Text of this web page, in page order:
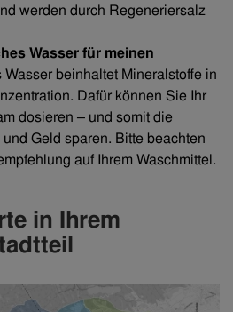
werden durch Regeneriersalz
Wasserfür meinen
Wasser beinhaltet Mineralstoffe in
Dafür können Sie Ihr
dosieren – und somit die
Geld sparen. Bitte beachten
auf Ihrem Waschmittel.
in Ihrem